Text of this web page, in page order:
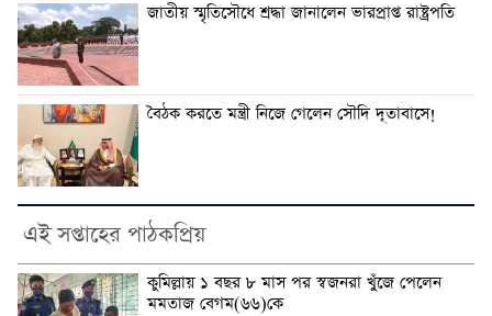
জাতীয় স্মৃতিসৌধে শ্রদ্ধা জানালেন ভারপ্রাপ্ত রাষ্ট্রপতি
বৈঠক করতে মন্ত্রী নিজে গেলেন সৌদি দূতাবাসে!
এই সপ্তাহের পাঠকপ্রিয়
কুমিল্লায় ১ বছর ৮ মাস পর স্বজনরা খুঁজে পেলেন
মমতাজ বেগম(৬৬)কে